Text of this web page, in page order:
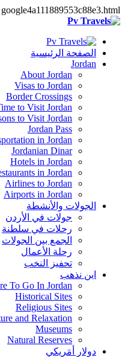
الصفحة الرئيسية
Jordan
About Jordan
Visas to Jordan
Border Crossings
to Visit Jordan
to Visit Jordan
Jordan Pass
in Jordan
Jordanian Dinar
Hotels in Jordan
in Jordan
Airlines to Jordan
Airports in Jordan
الجولات والأنشطة
جولات في الأردن
رحلات في سلطنة
الجمع بين الجولات
رحلة الأعمال
تحفيز النخب
اين نذهب
To Go In Jordan
Historical Sites
Religious Sites
and Relaxation
Museums
Natural Reserves
دولار أمَريكي